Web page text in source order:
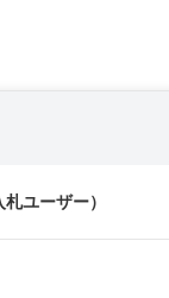
札ユーザー）